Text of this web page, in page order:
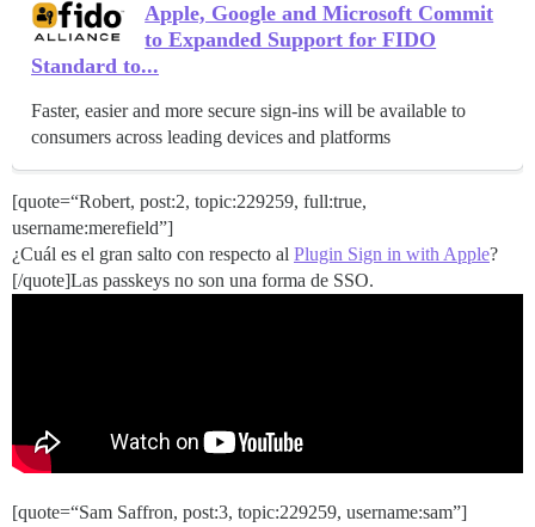
Apple, Google and Microsoft Commit
to Expanded Support for FIDO
Standard to...
Faster, easier and more secure sign-ins will be available to
consumers across leading devices and platforms
[quote=“Robert, post:2, topic:229259, full:true,
username:merefield”]
¿Cuál es el gran salto con respecto al Plugin Sign in with Apple?
[/quote]Las passkeys no son una forma de SSO.
[quote=“Sam Saffron, post:3, topic:229259, username:sam”]